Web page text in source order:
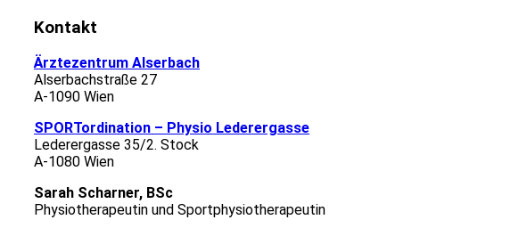
Kontakt
Ärztezentrum Alserbach
Alserbachstraße 27
A-1090 Wien
SPORTordination – Physio Lederergasse
Lederergasse 35/2. Stock
A-1080 Wien
Sarah Scharner, BSc
Physiotherapeutin und Sportphysiotherapeutin